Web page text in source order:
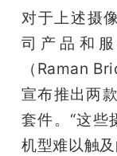
对于上述摄
司产品和
（Raman
宣布推出两
套件。“这些
机型难以触